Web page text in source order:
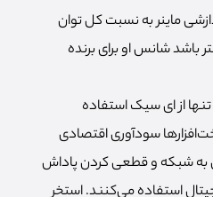
ماینر به نسبت کل توان
باشد شانس او برای برنده
تنها از ای سیک استفاده
سودآوری اقتصادی
به شبکه و قطعی کردن پاداش
استفاده می‌کنند. استخر